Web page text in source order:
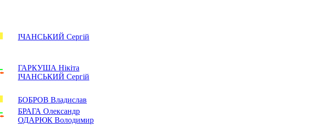
ІЧАНСЬКИЙ Сергій
ГАРКУША Нікіта
ІЧАНСЬКИЙ Сергій
БОБРОВ Владислав
БРАГА Олександр
ОДАРЮК Володимир